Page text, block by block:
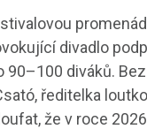
divadlo
diváků.
ředitelka
že v roce